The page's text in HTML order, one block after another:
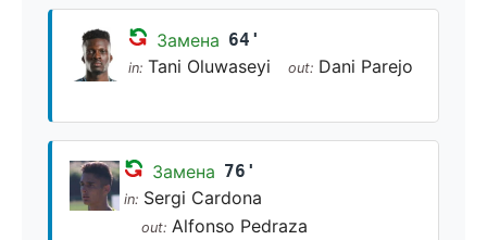
Замена 64'
in: Tani Oluwaseyi out: Dani Parejo
Замена 76'
in: Sergi Cardona
out: Alfonso Pedraza